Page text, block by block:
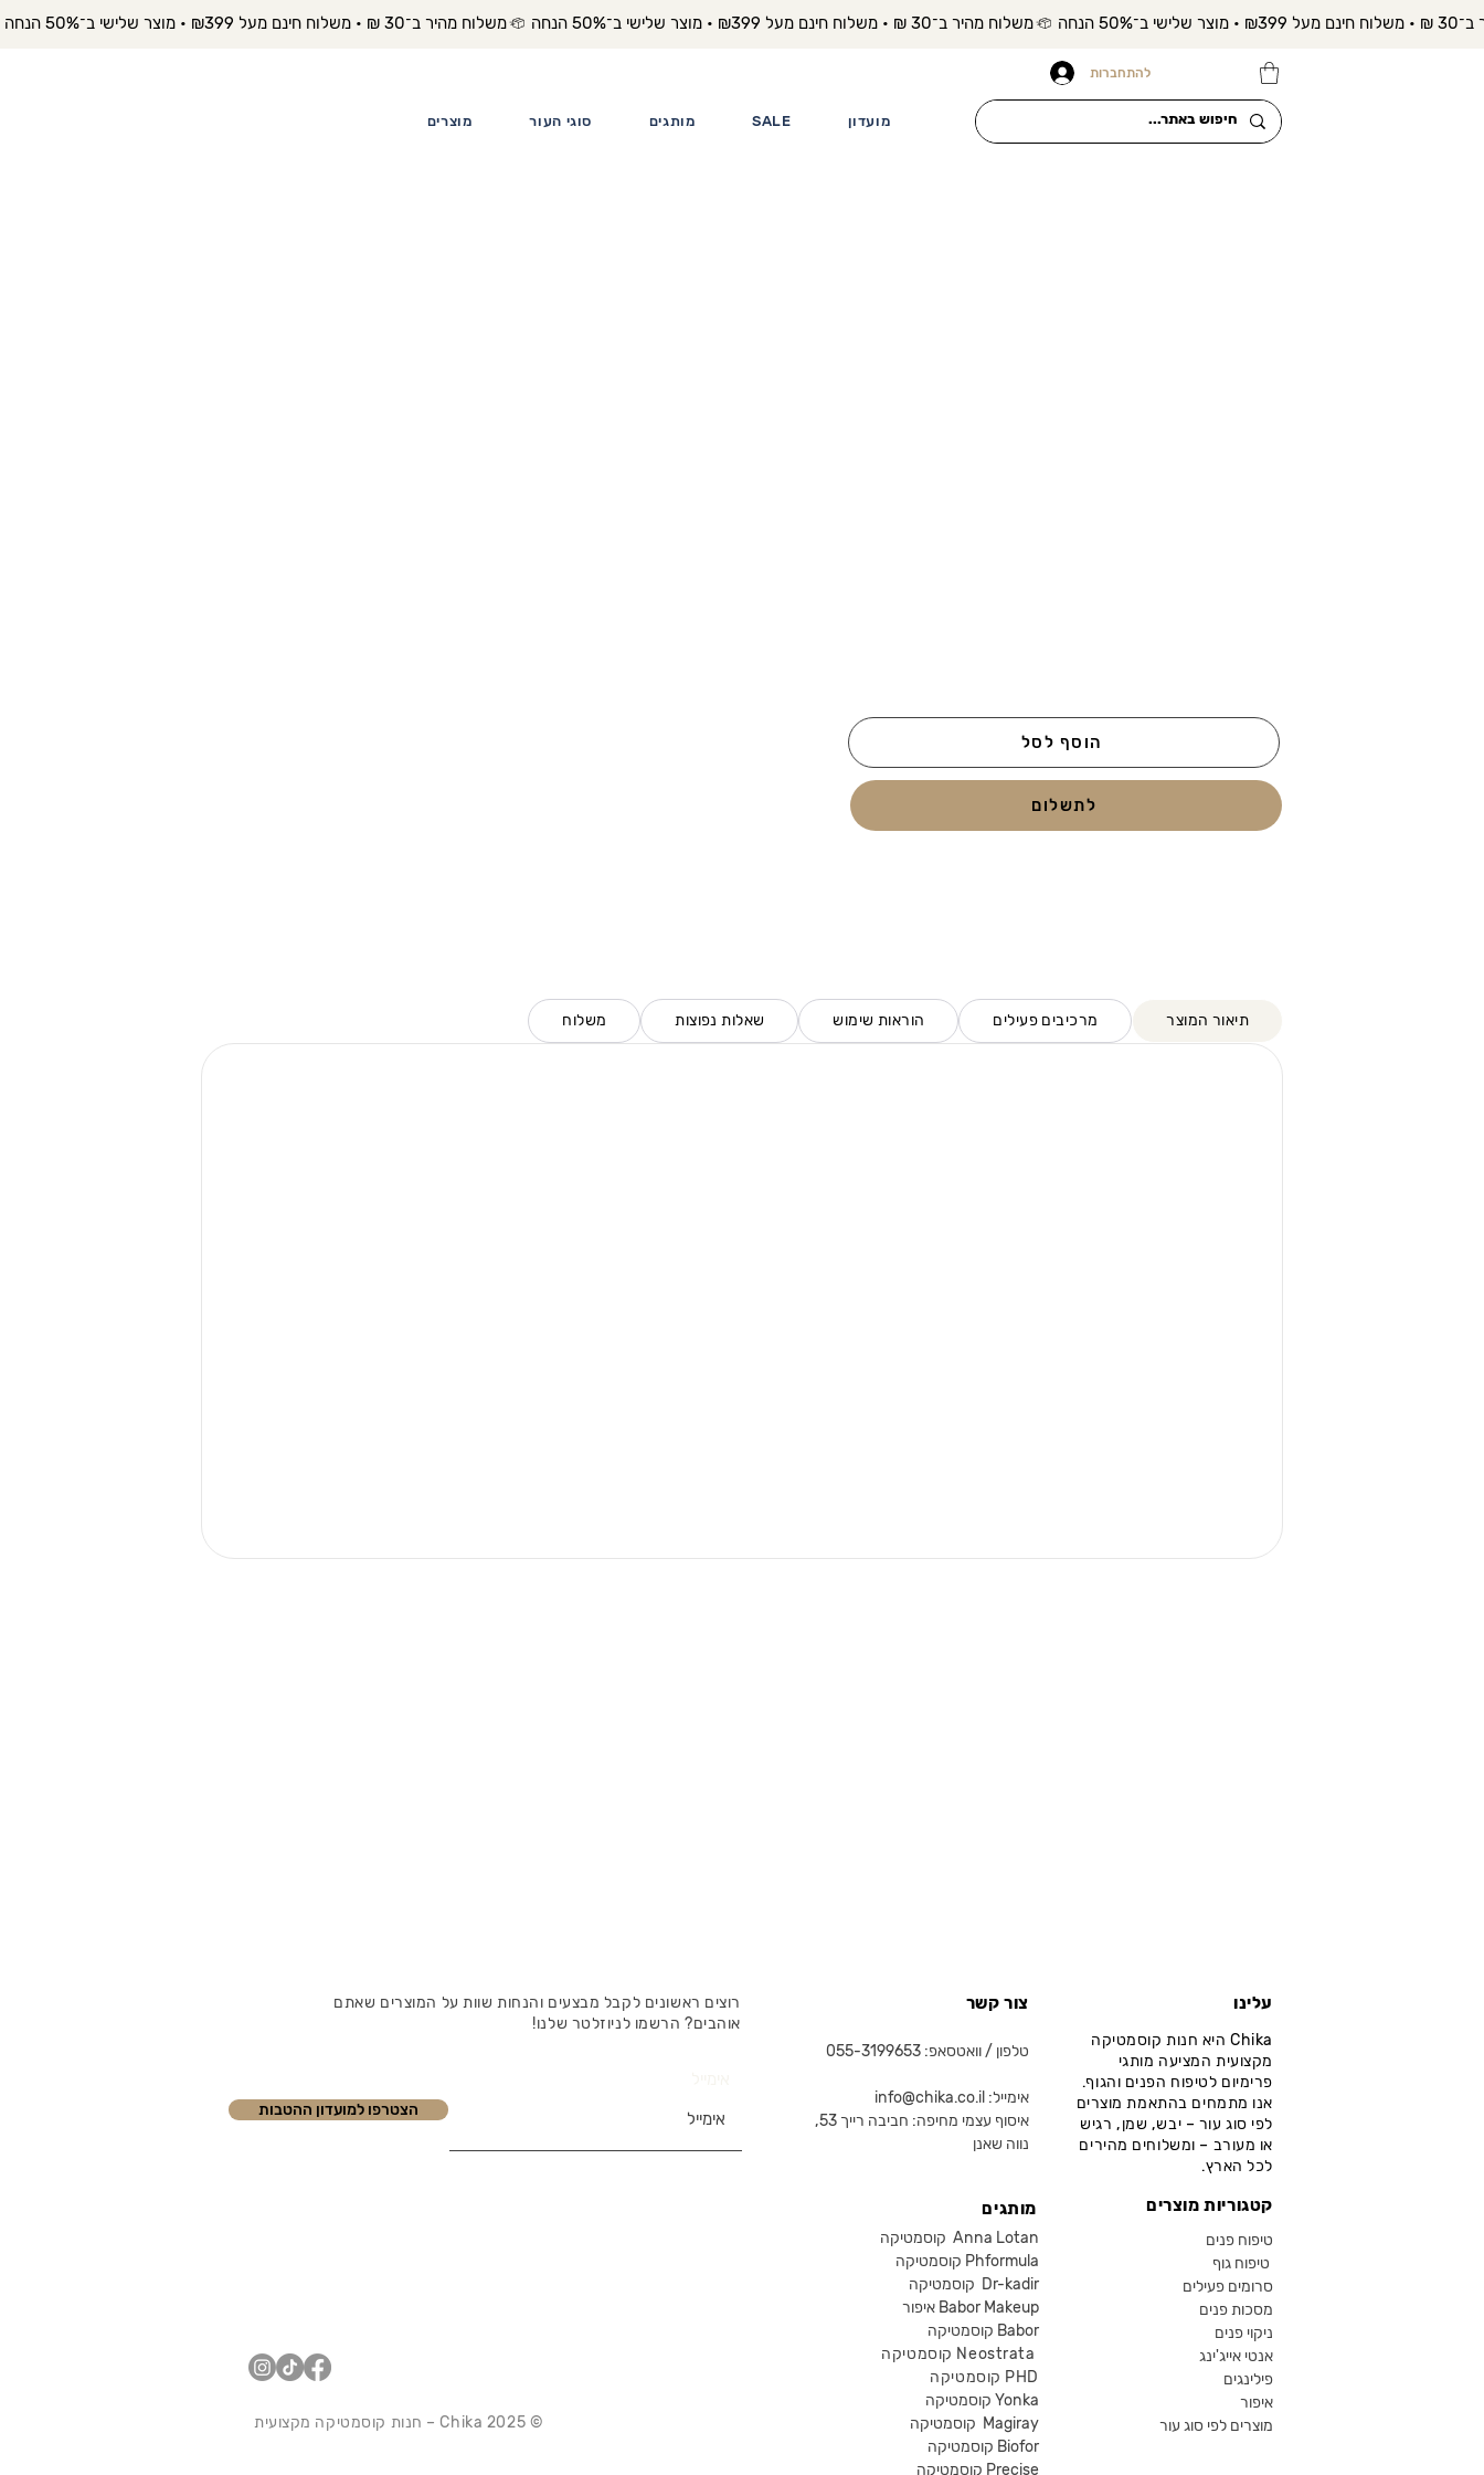
משלוח מהיר ב־30 ₪ • משלוח חינם מעל ₪399 • מוצר שלישי ב־50% הנחה
מוצרים סוגי העור מותגים SALE מועדון
להתחברות
הוסף לסל
לתשלום
תיאור המוצר מרכיבים פעילים הוראות שימוש שאלות נפוצות משלוח
רוצים ראשונים לקבל מבצעים והנחות שוות על המוצרים שאתם
אוהבים? הרשמו לניוזלטר שלנו!
הצטרפו למועדון ההטבות
© 2025 Chika – חנות קוסמטיקה מקצועית
צור קשר
טלפון / וואטסאפ: 055-3199653
אימייל: info@chika.co.il
איסוף עצמי מחיפה: חביבה רייך 53,
נווה שאנן
מותגים
קוסמטיקה Anna Lotan
קוסמטיקה Phformula
קוסמטיקה Dr-kadir
איפור Babor Makeup
קוסמטיקה Babor
קוסמטיקה Neostrata
קוסמטיקה PHD
קוסמטיקה Yonka
Magiray
קוסמטיקה Biofor
קוסמטיקה Precise
עלינו
Chika היא חנות קוסמטיקה
מקצועית המציעה מותגי
פרימיום לטיפוח הפנים והגוף.
אנו מתמחים בהתאמת מוצרים
לפי סוג עור – יבש, שמן, רגיש
או מעורב – ומשלוחים מהירים
לכל הארץ.
קטגוריות מוצרים
טיפוח פנים
טיפוח גוף
סרומים פעילים
מסכות פנים
ניקוי פנים
אנטי אייג'ינג
פילינגים
איפור
מוצרים לפי סוג עור